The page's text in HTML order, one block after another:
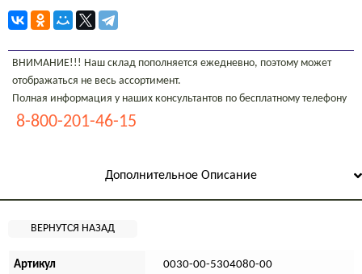
ВНИМАНИЕ!!! Наш склад пополняется ежедневно, поэтому может
отображаться не весь ассортимент.
Полная информация у наших консультантов по бесплатному телефону
8-800-201-46-15
Дополнительное Описание
Артикул 0030-00-5304080-00